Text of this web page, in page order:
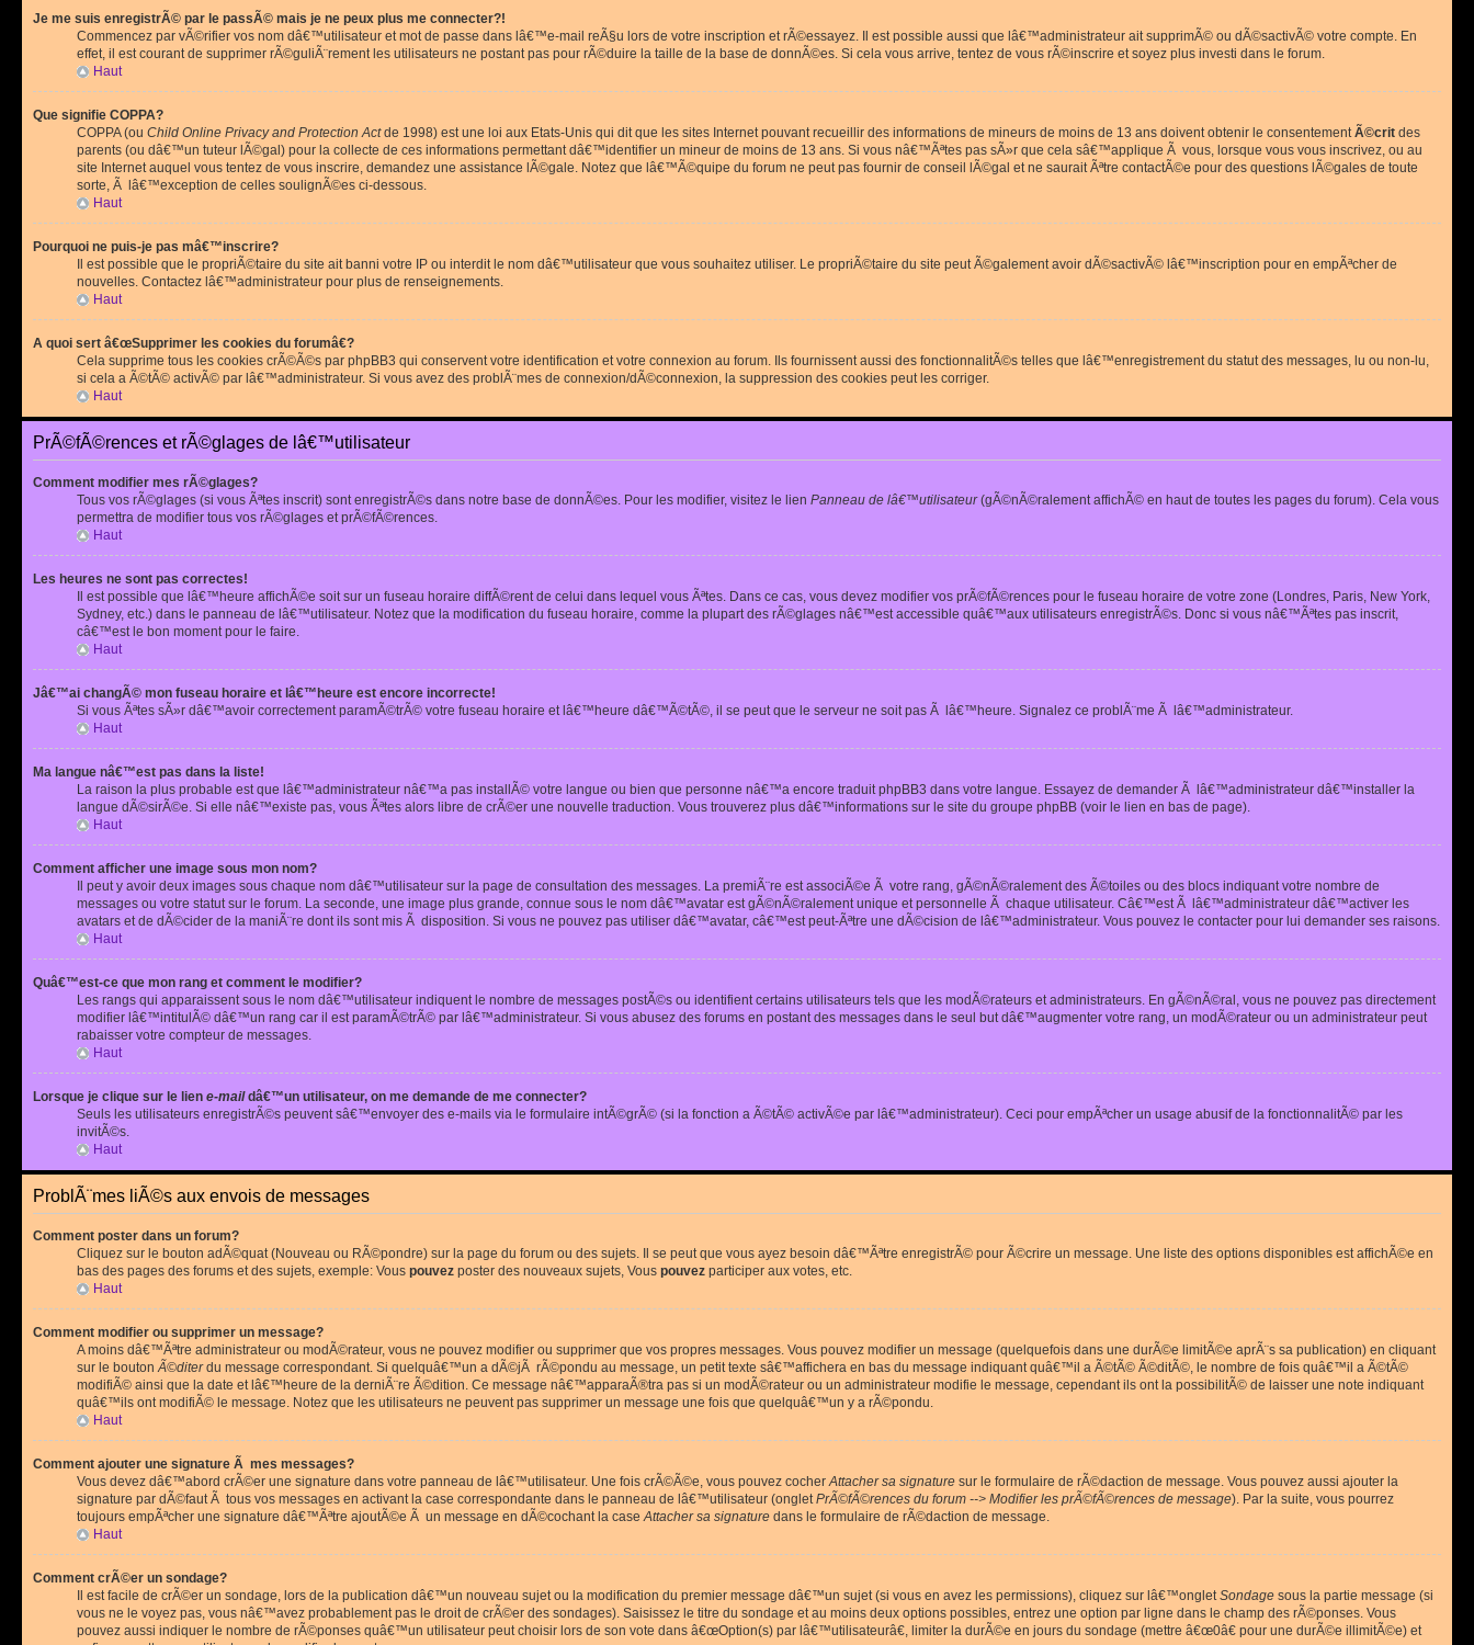
Je me suis enregistrÃ© par le passÃ© mais je ne peux plus me connecter?!
Commencez par vÃ©rifier vos nom dâ€™utilisateur et mot de passe dans lâ€™e-mail reÃ§u lors de votre inscription et rÃ©essayez. Il est possible aussi que lâ€™administrateur ait supprimÃ© ou dÃ©sactivÃ© votre compte. En
effet, il est courant de supprimer rÃ©guliÃ¨rement les utilisateurs ne postant pas pour rÃ©duire la taille de la base de donnÃ©es. Si cela vous arrive, tentez de vous rÃ©inscrire et soyez plus investi dans le forum.
Haut
Que signifie COPPA?
COPPA (ou Child Online Privacy and Protection Actde 1998) est une loi aux Etats-Unis qui dit que les sites Internet pouvant recueillir des informations de mineurs de moins de 13 ans doivent obtenir le consentementÃ©crit des
parents (ou dâ€™un tuteur lÃ©gal) pour la collecte de ces informations permettant dâ€™identifier un mineur de moins de 13 ans. Si vous nâ€™Ãªtes pas sÃ»r que cela sâ€™applique Ã vous, lorsque vous vous inscrivez, ou au
site Internet auquel vous tentez de vous inscrire, demandez une assistance lÃ©gale. Notez que lâ€™Ã©quipe du forum ne peut pas fournir de conseil lÃ©gal et ne saurait Ãªtre contactÃ©e pour des questions lÃ©gales de toute
sorte, Ã lâ€™exception de celles soulignÃ©es ci-dessous.
Haut
Pourquoi ne puis-je pas mâ€™inscrire?
Il est possible que le propriÃ©taire du site ait banni votre IP ou interdit le nom dâ€™utilisateur que vous souhaitez utiliser. Le propriÃ©taire du site peut Ã©galement avoir dÃ©sactivÃ© lâ€™inscription pour en empÃªcher de
nouvelles. Contactez lâ€™administrateur pour plus de renseignements.
Haut
A quoi sert â€œSupprimer les cookies du forumâ€?
Cela supprime tous les cookies crÃ©Ã©s par phpBB3 qui conservent votre identification et votre connexion au forum. Ils fournissent aussi des fonctionnalitÃ©s telles que lâ€™enregistrement du statut des messages, lu ou non-lu,
si cela a Ã©tÃ© activÃ© par lâ€™administrateur. Si vous avez des problÃ¨mes de connexion/dÃ©connexion, la suppression des cookies peut les corriger.
Haut
PrÃ©fÃ©rences et rÃ©glages de lâ€™utilisateur
Comment modifier mes rÃ©glages?
Tous vos rÃ©glages (si vous Ãªtes inscrit) sont enregistrÃ©s dans notre base de donnÃ©es. Pour les modifier, visitez le lien Panneau de lâ€™utilisateur(gÃ©nÃ©ralement affichÃ© en haut de toutes les pages du forum). Cela vous
permettra de modifier tous vos rÃ©glages et prÃ©fÃ©rences.
Haut
Les heures ne sont pas correctes!
Il est possible que lâ€™heure affichÃ©e soit sur un fuseau horaire diffÃ©rent de celui dans lequel vous Ãªtes. Dans ce cas, vous devez modifier vos prÃ©fÃ©rences pour le fuseau horaire de votre zone (Londres, Paris, New York,
Sydney, etc.) dans le panneau de lâ€™utilisateur. Notez que la modification du fuseau horaire, comme la plupart des rÃ©glages nâ€™est accessible quâ€™aux utilisateurs enregistrÃ©s. Donc si vous nâ€™Ãªtes pas inscrit,
câ€™est le bon moment pour le faire.
Haut
Jâ€™ai changÃ© mon fuseau horaire et lâ€™heure est encore incorrecte!
Si vous Ãªtes sÃ»r dâ€™avoir correctement paramÃ©trÃ© votre fuseau horaire et lâ€™heure dâ€™Ã©tÃ©, il se peut que le serveur ne soit pas Ã lâ€™heure. Signalez ce problÃ¨me Ã lâ€™administrateur.
Haut
Ma langue nâ€™est pas dans la liste!
La raison la plus probable est que lâ€™administrateur nâ€™a pas installÃ© votre langue ou bien que personne nâ€™a encore traduit phpBB3 dans votre langue. Essayez de demander Ã lâ€™administrateur dâ€™installer la
langue dÃ©sirÃ©e. Si elle nâ€™existe pas, vous Ãªtes alors libre de crÃ©er une nouvelle traduction. Vous trouverez plus dâ€™informations sur le site du groupe phpBB (voir le lien en bas de page).
Haut
Comment afficher une image sous mon nom?
Il peut y avoir deux images sous chaque nom dâ€™utilisateur sur la page de consultation des messages. La premiÃ¨re est associÃ©e Ã votre rang, gÃ©nÃ©ralement des Ã©toiles ou des blocs indiquant votre nombre de
messages ou votre statut sur le forum. La seconde, une image plus grande, connue sous le nom dâ€™avatar est gÃ©nÃ©ralement unique et personnelle Ã chaque utilisateur. Câ€™est Ã lâ€™administrateur dâ€™activer les
avatars et de dÃ©cider de la maniÃ¨re dont ils sont mis Ã disposition. Si vous ne pouvez pas utiliser dâ€™avatar, câ€™est peut-Ãªtre une dÃ©cision de lâ€™administrateur. Vous pouvez le contacter pour lui demander ses raisons.
Haut
Quâ€™est-ce que mon rang et comment le modifier?
Les rangs qui apparaissent sous le nom dâ€™utilisateur indiquent le nombre de messages postÃ©s ou identifient certains utilisateurs tels que les modÃ©rateurs et administrateurs. En gÃ©nÃ©ral, vous ne pouvez pas directement
modifier lâ€™intitulÃ© dâ€™un rang car il est paramÃ©trÃ© par lâ€™administrateur. Si vous abusez des forums en postant des messages dans le seul but dâ€™augmenter votre rang, un modÃ©rateur ou un administrateur peut
rabaisser votre compteur de messages.
Haut
Lorsque je clique sur le lien e-maildâ€™un utilisateur, on me demande de me connecter?
Seuls les utilisateurs enregistrÃ©s peuvent sâ€™envoyer des e-mails via le formulaire intÃ©grÃ© (si la fonction a Ã©tÃ© activÃ©e par lâ€™administrateur). Ceci pour empÃªcher un usage abusif de la fonctionnalitÃ© par les
invitÃ©s.
Haut
ProblÃ¨mes liÃ©s aux envois de messages
Comment poster dans un forum?
Cliquez sur le bouton adÃ©quat (Nouveau ou RÃ©pondre) sur la page du forum ou des sujets. Il se peut que vous ayez besoin dâ€™Ãªtre enregistrÃ© pour Ã©crire un message. Une liste des options disponibles est affichÃ©e en
bas des pages des forums et des sujets, exemple: Vous pouvez poster des nouveaux sujets, Vous pouvez participer aux votes, etc.
Haut
Comment modifier ou supprimer un message?
A moins dâ€™Ãªtre administrateur ou modÃ©rateur, vous ne pouvez modifier ou supprimer que vos propres messages. Vous pouvez modifier un message (quelquefois dans une durÃ©e limitÃ©e aprÃ¨s sa publication) en cliquant
sur le boutonÃ©diterdu message correspondant. Si quelquâ€™un a dÃ©jÃ rÃ©pondu au message, un petit texte sâ€™affichera en bas du message indiquant quâ€™il a Ã©tÃ© Ã©ditÃ©, le nombre de fois quâ€™il a Ã©tÃ©
modifiÃ© ainsi que la date et lâ€™heure de la derniÃ¨re Ã©dition. Ce message nâ€™apparaÃ®tra pas si un modÃ©rateur ou un administrateur modifie le message, cependant ils ont la possibilitÃ© de laisser une note indiquant
quâ€™ils ont modifiÃ© le message. Notez que les utilisateurs ne peuvent pas supprimer un message une fois que quelquâ€™un y a rÃ©pondu.
Haut
Comment ajouter une signature Ã mes messages?
Vous devez dâ€™abord crÃ©er une signature dans votre panneau de lâ€™utilisateur. Une fois crÃ©Ã©e, vous pouvez cocherAttacher sa signature sur le formulaire de rÃ©daction de message. Vous pouvez aussi ajouter la
signature par dÃ©faut Ã tous vos messages en activant la case correspondante dans le panneau de lâ€™utilisateur (ongletPrÃ©fÃ©rences du forum --> Modifier les prÃ©fÃ©rences de message). Par la suite, vous pourrez
toujours empÃªcher une signature dâ€™Ãªtre ajoutÃ©e Ã un message en dÃ©cochant la caseAttacher sa signature dans le formulaire de rÃ©daction de message.
Haut
Comment crÃ©er un sondage?
Il est facile de crÃ©er un sondage, lors de la publication dâ€™un nouveau sujet ou la modification du premier message dâ€™un sujet (si vous en avez les permissions), cliquez sur lâ€™ongletSondage sous la partie message (si
vous ne le voyez pas, vous nâ€™avez probablement pas le droit de crÃ©er des sondages). Saisissez le titre du sondage et au moins deux options possibles, entrez une option par ligne dans le champ des rÃ©ponses. Vous
pouvez aussi indiquer le nombre de rÃ©ponses quâ€™un utilisateur peut choisir lors de son vote dans â€œOption(s) par lâ€™utilisateurâ€, limiter la durÃ©e en jours du sondage (mettre â€œ0â€ pour une durÃ©e illimitÃ©e) et